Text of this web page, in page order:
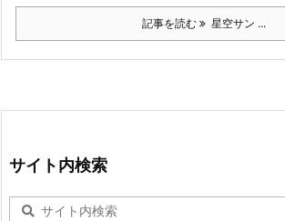
記事を読む 星空サン ...
サイト内検索